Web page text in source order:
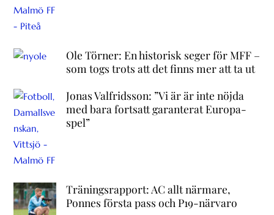
Ole Törner: En historisk seger för MFF –
som togs trots att det finns mer att ta ut
Jonas Valfridsson: ”Vi är är inte nöjda
med bara fortsatt garanterat Europa-
spel”
Träningsrapport: AC allt närmare,
Ponnes första pass och P19-närvaro